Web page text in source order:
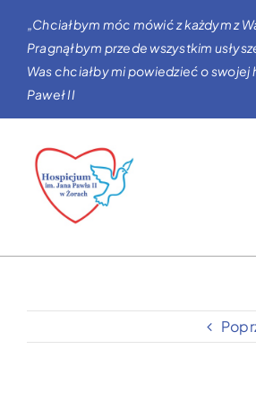
zawartości
„Chciałbym móc mówić z każdym z
Pragnąłbym przede wszystkim
Was chciałby mi powiedzieć o swojej
Paweł II